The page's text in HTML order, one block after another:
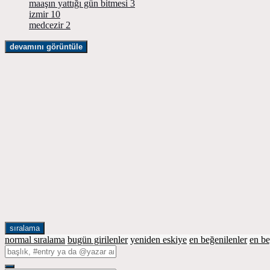
maaşın yattığı gün bitmesi 3
izmir 10
medcezir 2
devamını görüntüle
sıralama
normal sıralama bugün girilenler yeniden eskiye en beğenilenler en